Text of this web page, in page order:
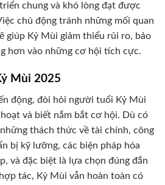
chung và khó lòng đạt được
chủ động tránh những mối quan
giúp Kỷ Mùi giảm thiểu rủi ro, bảo
hơn vào những cơ hội tích cực.
Mùi 2025
động, đòi hỏi người tuổi Kỷ Mùi
và biết nắm bắt cơ hội. Dù có
thách thức về tài chính, công
bị kỹ lưỡng, các biện pháp hóa
và đặc biệt là lựa chọn đúng đắn
tác, Kỷ Mùi vẫn hoàn toàn có